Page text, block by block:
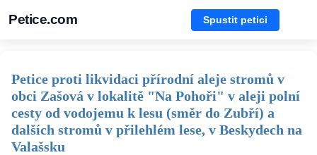
Petice.com Spustit petici
Petice proti likvidaci přírodní aleje stromů v
obci Zašová v lokalitě "Na Pohoři" v aleji polní
cesty od vodojemu k lesu (směr do Zubří) a
dalších stromů v přilehlém lese, v Beskydech na
Valašsku